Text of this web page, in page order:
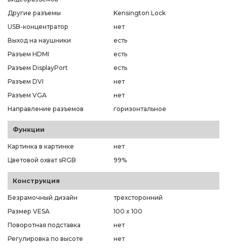
Другие разъемы
Kensington Lock
USB-концентратор
нет
Выход на наушники
есть
Разъем HDMI
есть
Разъем DisplayPort
есть
Разъем DVI
нет
Разъем VGA
нет
Направление разъемов
горизонтальное
Функции
Картинка в картинке
нет
Цветовой охват sRGB
99%
Конструкция
Безрамочный дизайн
трехсторонний
Размер VESA
100 x 100
Поворотная подставка
нет
Регулировка по высоте
нет